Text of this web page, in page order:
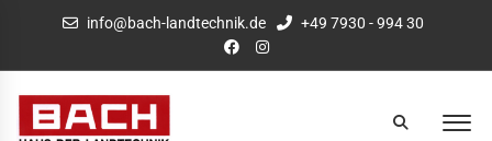
info@bach-landtechnik.de +49 7930 - 994 30